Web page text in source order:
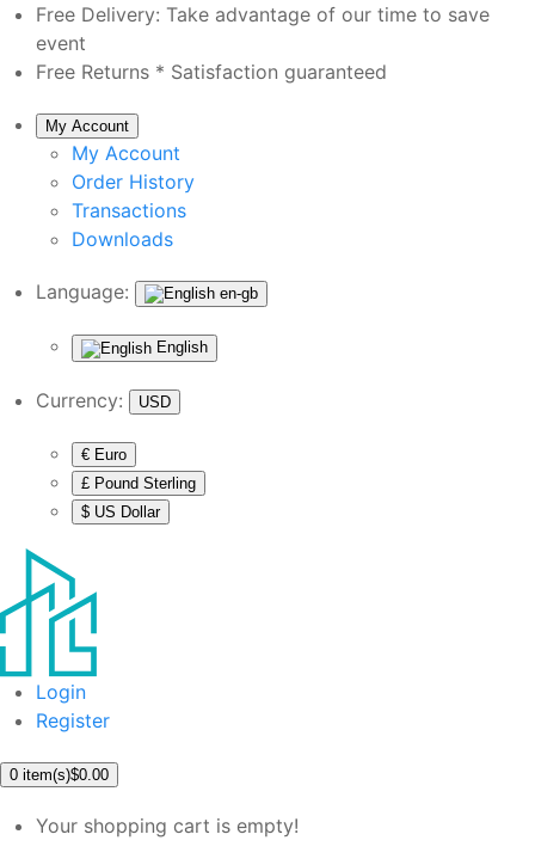
Free Delivery: Take advantage of our time to save
event
Free Returns * Satisfaction guaranteed
My Account
My Account
Order History
Transactions
Downloads
Language: en-gb
English
Currency: USD
€ Euro
£ Pound Sterling
$ US Dollar
Login
Register
0 item(s)$0.00
Your shopping cart is empty!